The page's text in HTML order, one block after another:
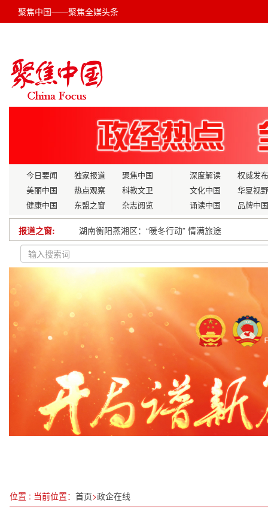
聚焦中国——聚焦全媒头条
今日要闻 独家报道
聚焦中国
美丽中国
热点观察
科教文卫
健康中国
东盟之窗 杂志阅览
深度解读
权威发布
文化中国
华夏视野
诵读中国
品牌中国
报道之窗:
湖南衡阳蒸湘区：“暖冬行动” 情满旅途
强枢纽强通道强网络推动成渝交通一体化发展
我科研人员发现可能在火星存活的植物
深学细悟全会精神，勇担时代发展使命——学习党
山东临沂：全市公安局长会议召开
奋进“十五五” 科技谱新篇：翟文俊教授与他的杜
最高法发布食品药品惩罚性赔偿司法解释
“常客”脱氢乙酸钠彻底告别“面包糕点圈”
新原理潜艇——伸缩式潜水登陆／运输艇
位置 : 当前位置： 首页>政企在线